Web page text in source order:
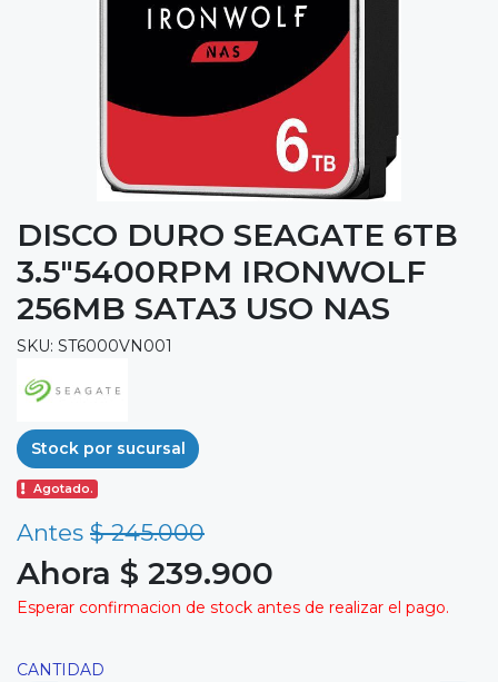
DISCO DURO SEAGATE 6TB
3.5"5400RPM IRONWOLF
256MB SATA3 USO NAS
SKU: ST6000VN001
Stock por sucursal
Agotado.
Antes $ 245.000
Ahora $ 239.900
Esperar confirmacion de stock antes de realizar el pago.
CANTIDAD